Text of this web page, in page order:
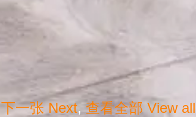
下一张 Next, 查看全部 View all